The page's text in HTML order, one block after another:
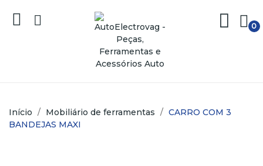
0
Início Mobiliário de ferramentas
CARRO COM 3
BANDEJAS MAXI